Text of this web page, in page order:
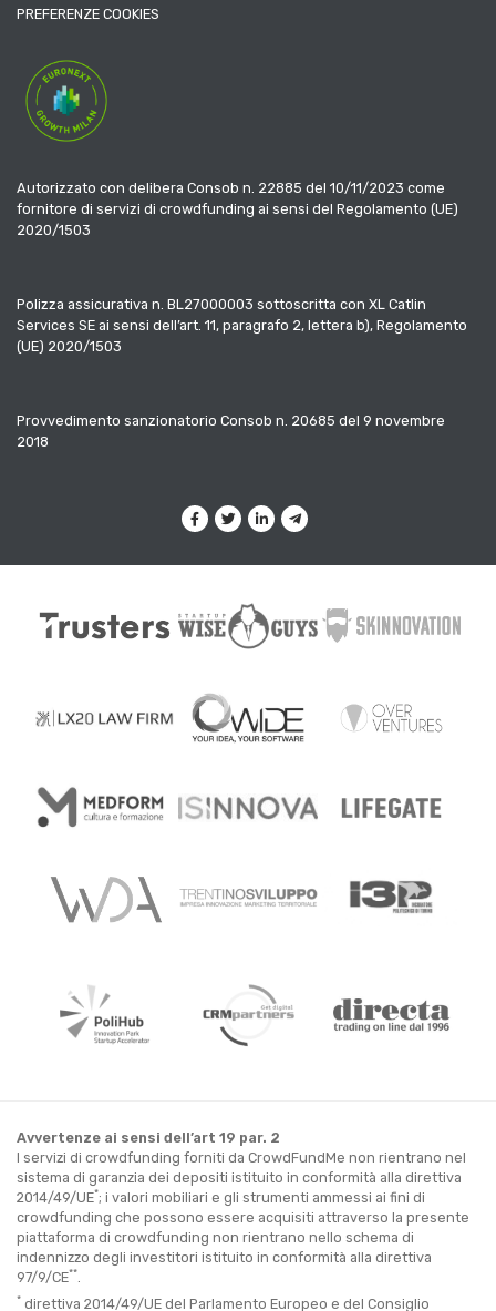
PREFERENZE COOKIES
Autorizzato con delibera Consob n. 22885 del 10/11/2023 come
fornitore di servizi di crowdfunding ai sensi del Regolamento (UE)
2020/1503
Polizza assicurativa n. BL27000003 sottoscritta con XL Catlin
Services SE ai sensi dell’art. 11, paragrafo 2, lettera b), Regolamento
(UE) 2020/1503
Provvedimento sanzionatorio Consob n. 20685 del 9 novembre
2018
Avvertenze ai sensi dell’art 19 par. 2
I servizi di crowdfunding forniti da CrowdFundMe non rientrano nel
sistema di garanzia dei depositi istituito in conformità alla direttiva
2014/49/UE*; i valori mobiliari e gli strumenti ammessi ai fini di
crowdfunding che possono essere acquisiti attraverso la presente
piattaforma di crowdfunding non rientrano nello schema di
indennizzo degli investitori istituito in conformità alla direttiva
97/9/CE**
* direttiva 2014/49/UE del Parlamento Europeo e del Consiglio